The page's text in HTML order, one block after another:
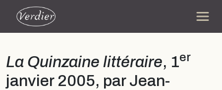
La Quinzaine littéraire, 1er
janvier 2005, par Jean-